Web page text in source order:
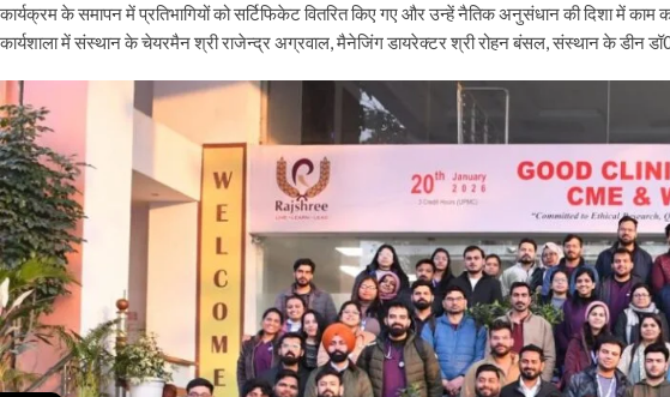
कार्यक्रम के समापन में प्रतिभागियों को सर्टिफिकेट वितरित किए गए और उन्हें नैतिक अनुसंधान की दिशा में काम
कार्यशाला में संस्थान के चेयरमैन श्री राजेन्द्र अग्रवाल, मैनेजिंग डायरेक्टर श्री रोहन बंसल, संस्थान के डीन